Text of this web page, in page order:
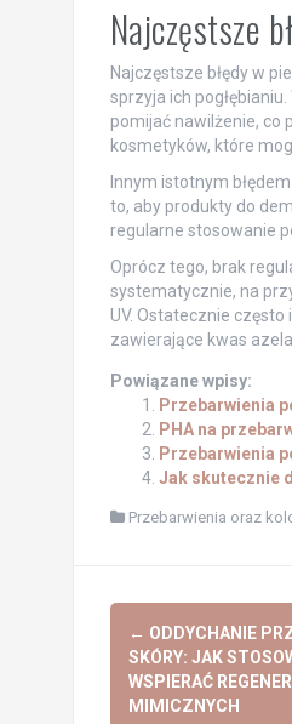
Najczęstsze
Najczęstsze błędy w
sprzyja ich
pomijać nawilżenie, co
kosmetyków, które
Innym istotnym błędem
to, aby produkty do
regularne stosowanie
Oprócz tego, brak
systematycznie, na
UV. Ostatecznie
zawierające kwas
Powiązane wpisy:
Przebarwienia
PHA na
Przebarwienia
Jak skutecznie
Przebarwienia oraz
Post
navigation
← ODDYCHANIE
SKÓRY: JAK
WSPIERAĆ
MIMICZNYCH